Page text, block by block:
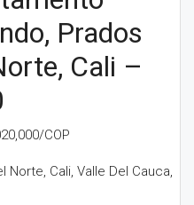
Prados
Cali –
COP
Norte, Cali, Valle Del Cauca,